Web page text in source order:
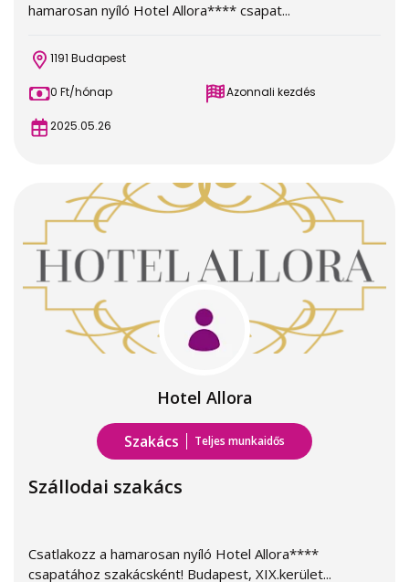
hamarosan nyíló Hotel Allora**** csapat...
1191 Budapest
0 Ft/hónap Azonnali kezdés
2025.05.26
Hotel Allora
Szakács Teljes munkaidős
Szállodai szakács
Csatlakozz a hamarosan nyíló Hotel Allora****
csapatához szakácsként! Budapest, XIX.kerület...